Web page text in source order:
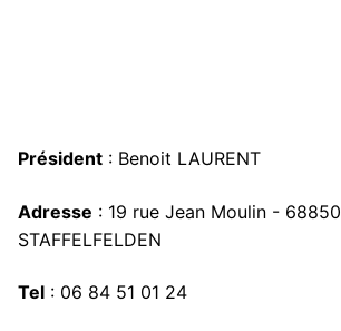
Président : Benoit LAURENT
Adresse : 19 rue Jean Moulin - 68850
STAFFELFELDEN
Tel : 06 84 51 01 24